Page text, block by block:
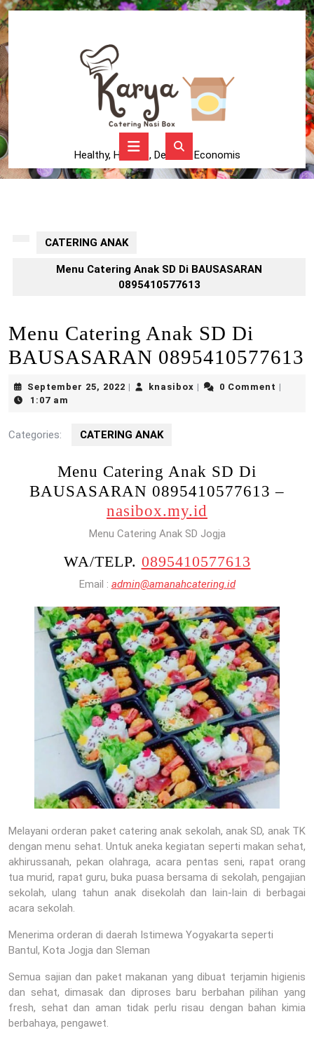
Skip
to
content
Healthy, Higienis, Delicius, Economis
Button
CATERING ANAK
Menu Catering Anak SD Di BAUSASARAN
0895410577613
Menu Catering Anak SD Di
BAUSASARAN 0895410577613
September 25, 2022 September
knasibox knasibox0 Comment
1:07 am
Categories: CATERING ANAK
Menu Catering Anak SD Di
BAUSASARAN 0895410577613 –
nasibox.my.id
Menu Catering Anak SD Jogja
WA/TELP. 0895410577613
Email : admin@amanahcatering.id
Melayani orderan paket catering anak sekolah, anak SD, anak TK
dengan menu sehat. Untuk aneka kegiatan seperti makan sehat,
akhirussanah, pekan olahraga, acara pentas seni, rapat orang
tua murid, rapat guru, buka puasa bersama di sekolah, pengajian
sekolah, ulang tahun anak disekolah dan lain-lain di berbagai
acara sekolah.
Menerima orderan di daerah Istimewa Yogyakarta seperti
Bantul, Kota Jogja dan Sleman
Semua sajian dan paket makanan yang dibuat terjamin higienis
dan sehat, dimasak dan diproses baru berbahan pilihan yang
fresh, sehat dan aman tidak perlu risau dengan bahan kimia
berbahaya, pengawet.